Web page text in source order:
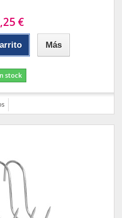
€
Más
stock